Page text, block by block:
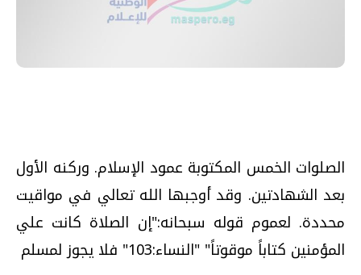
الصلوات الخمس المكتوبة عمود الإسلام. وركنه الأول
بعد الشهادتين. وقد أوجبها الله تعالي في مواقيت
محددة. لعموم قوله سبحانه:"إن الصلاة كانت علي
المؤمنين كتاباً موقوتاً" "النساء:103" فلا يجوز لمسلم